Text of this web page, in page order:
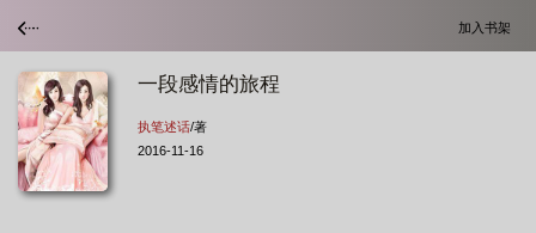
加入书架
一段感情的旅程
执笔述话/著
2016-11-16